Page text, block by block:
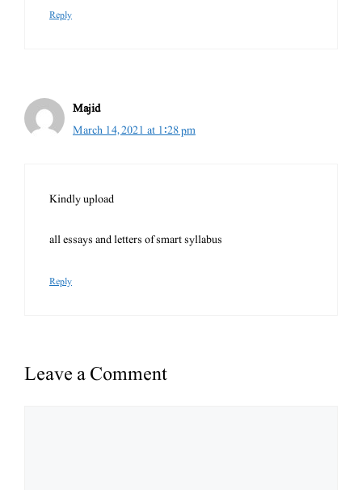
Reply
Majid
March 14, 2021 at 1:28 pm
Kindly upload
all essays and letters of smart syllabus
Reply
Leave a Comment